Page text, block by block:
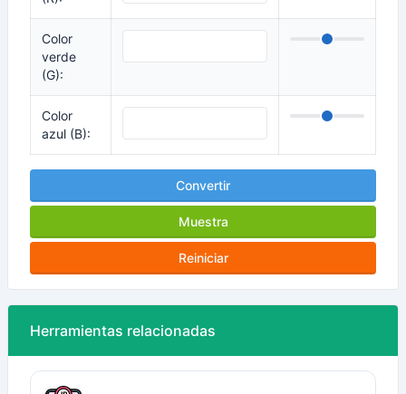
Color
verde
(G):
Color
azul (B):
Convertir
Muestra
Reiniciar
Herramientas relacionadas